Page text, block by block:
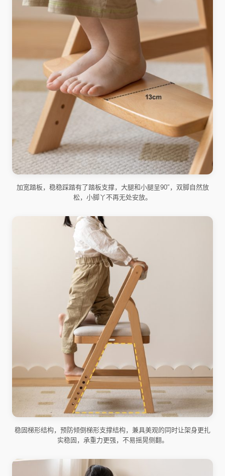
加宽踏板，稳稳踩踏有了踏板支撑，大腿和小腿呈90″，双脚自然放
松，小脚丫不再无处安放。
稳固梯形结构，预防倾倒梯形支撑结构，兼具美观的同时让架身更扎
实稳固，承重力更强，不易摇晃侧翻。